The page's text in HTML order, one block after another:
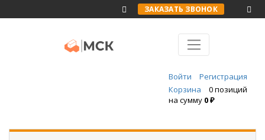
ЗАКАЗАТЬ ЗВОНОК
Войти
Регистрация
Корзина
0 позиций
на сумму 0 ₽